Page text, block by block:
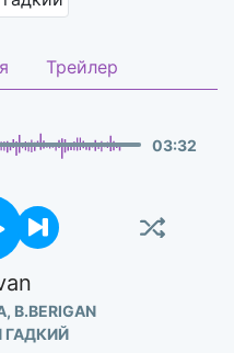
Трейлер
03:32
B.BERIGAN
ГАДКИЙ